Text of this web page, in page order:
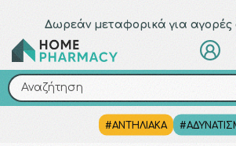
Δωρεάν μεταφορικά για
Αναζήτηση
#ΑΝΤΗΛΙΑΚΑ
Αναζήτηση